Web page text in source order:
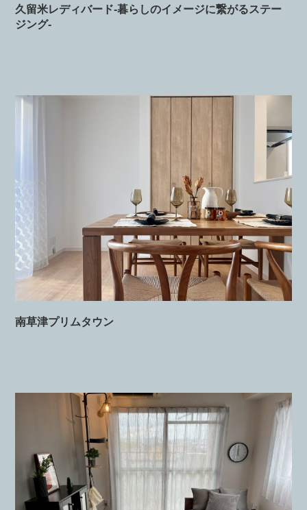
久留米レディバード-暮らしのイメージに繋がるステー
ジング-
南草津プリムタウン